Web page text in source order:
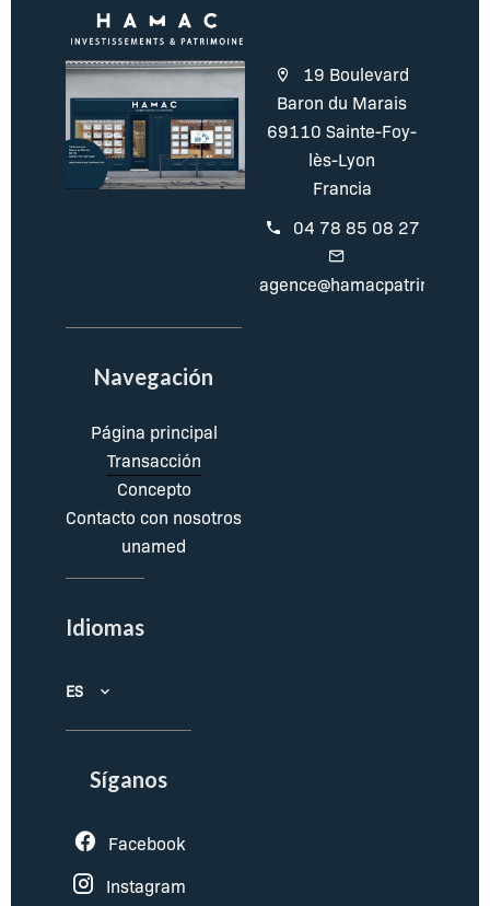
19 Boulevard
Baron du Marais
69110 Sainte-Foy-
lès-Lyon
Francia
04 78 85 08 27
Navegación
Página principal
Transacción
Concepto
Contacto con nosotros
unamed
Idiomas
ES
Síganos
Facebook
Instagram